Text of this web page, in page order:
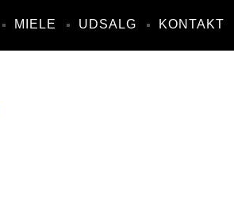
MIELE UDSALG KONTAKT